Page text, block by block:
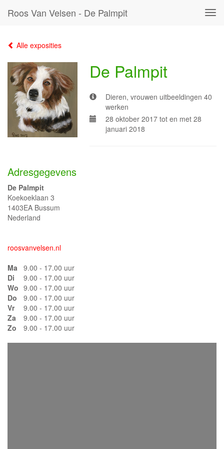
Roos Van Velsen - De Palmpit
Alle exposities
De Palmpit
Dieren, vrouwen uitbeeldingen 40
werken
28 oktober 2017 tot en met 28
januari 2018
Adresgegevens
De Palmpit
Koekoeklaan 3
1403EA Bussum
Nederland
roosvanvelsen.nl
Ma
9.00 - 17.00 uur
Di
9.00 - 17.00 uur
Wo 9.00 - 17.00 uur
Do
9.00 - 17.00 uur
Vr
9.00 - 17.00 uur
Za
9.00 - 17.00 uur
Zo
9.00 - 17.00 uur